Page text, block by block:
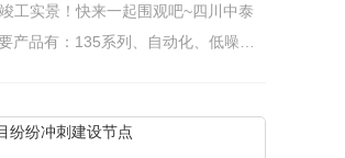
工实景！快来一起围观吧~四川中泰
产品有：135系列、自动化、低噪音